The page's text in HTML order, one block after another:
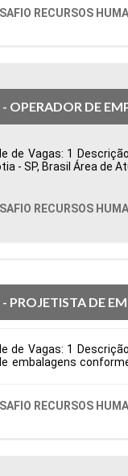
RECURSOS
OPERADOR DE
de Vagas: 1
- SP, Brasil Área de
RECURSOS
PROJETISTA DE
de Vagas: 1
embalagens
embalagens,
dos
RECURSOS